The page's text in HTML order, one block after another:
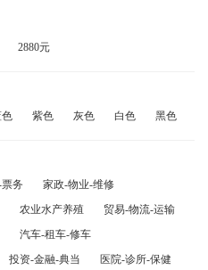
2880元
紫色 灰色 白色 黑色
务
家政-物业-维修
农业水产养殖
贸易-物流-运输
汽车-租车-修车
投资-金融-典当
医院-诊所-保健